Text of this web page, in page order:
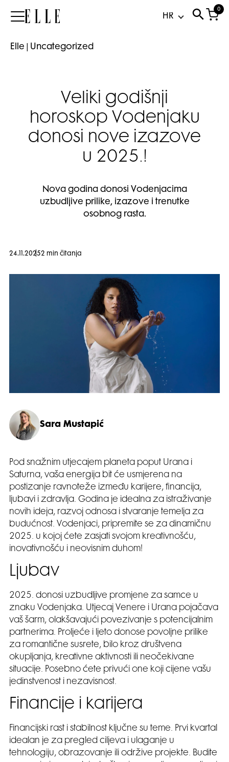
Elle
0
Elle Uncategorized
Veliki godišnji
horoskop Vodenjaku
donosi nove izazove
u 2025.!
Nova godina donosi Vodenjacima
uzbudljive prilike, izazove i trenutke
osobnog rasta.
24.11.20252 min čitanja
Sara Mustapić
Pod snažnim utjecajem planeta poput Urana i
Saturna, vaša energija bit će usmjerena na
postizanje ravnoteže između karijere, financija,
ljubavi i zdravlja. Godina je idealna za istraživanje
novih ideja, razvoj odnosa i stvaranje temelja za
budućnost. Vodenjaci, pripremite se za dinamičnu
2025. u kojoj ćete zasjati svojom kreativnošću,
inovativnošću i neovisnim duhom!
Ljubav
2025. donosi uzbudljive promjene za samce u
znaku Vodenjaka. Utjecaj Venere i Urana pojačava
vaš šarm, olakšavajući povezivanje s potencijalnim
partnerima. Proljeće i ljeto donose povoljne prilike
za romantične susrete, bilo kroz društvena
okupljanja, kreativne aktivnosti ili neočekivane
situacije. Posebno ćete privući one koji cijene vašu
jedinstvenost i nezavisnost.
Financije i karijera
Financijski rast i stabilnost ključne su teme. Prvi kvartal
idealan je za pregled ciljeva i ulaganje u
tehnologiju, obrazovanje ili održive projekte. Budite